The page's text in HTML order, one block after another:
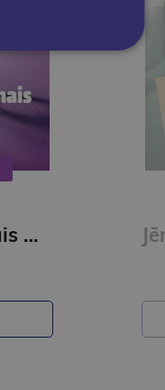
Nenotveramais Džo (e-grāmata)